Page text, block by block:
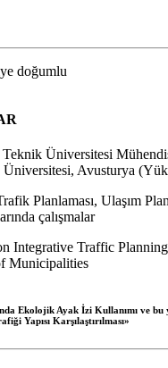
doğumlu
Teknik Üniversitesi
Avusturya
Planlaması, Ulaşım
çalışmalar
Integrative Traffic
Municipalities
Ekolojik Ayak İzi Kullanımı ve
Yapısı Karşılaştırılması»